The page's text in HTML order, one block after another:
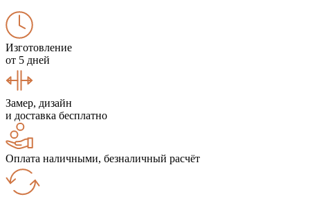
Изготовление
от 5 дней
Замер, дизайн
и доставка бесплатно
Оплата наличными, безналичный расчёт